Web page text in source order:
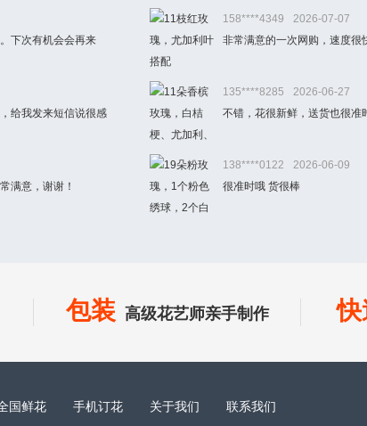
下次有机会会再来
158****4349
2026-07-07
非常满意的一次网购，速度很
给我发来短信说很感
135****8285
2026-06-27
不错，花很新鲜，送货也很准
满意，谢谢！
138****0122
2026-06-09
很准时哦 货很棒
包装 高级花艺师亲手制作 快
国鲜花 手机订花 关于我们 联系我们